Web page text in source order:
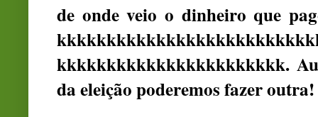
de onde veio o dinheiro que
kkkkkkkkkkkkkkkkkkkkkkk.
da eleição poderemos fazer outra!